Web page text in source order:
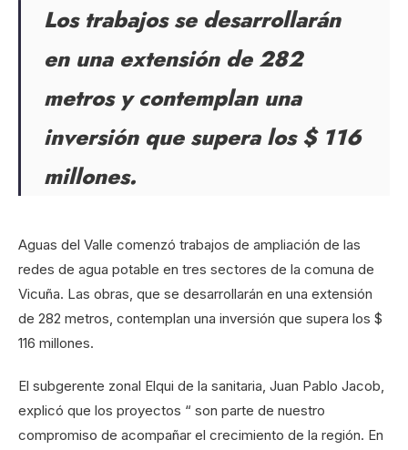
Los trabajos se desarrollarán
en una extensión de 282
metros y contemplan una
inversión que supera los $ 116
millones.
Aguas del Valle comenzó trabajos de ampliación de las
redes de agua potable en tres sectores de la comuna de
Vicuña. Las obras, que se desarrollarán en una extensión
de 282 metros, contemplan una inversión que supera los $
116 millones.
El subgerente zonal Elqui de la sanitaria, Juan Pablo Jacob,
explicó que los proyectos “ son parte de nuestro
compromiso de acompañar el crecimiento de la región. En